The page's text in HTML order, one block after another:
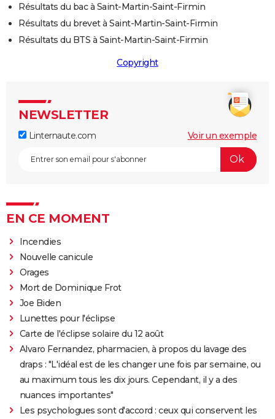
Résultats du bac à Saint-Martin-Saint-Firmin
Résultats du brevet à Saint-Martin-Saint-Firmin
Résultats du BTS à Saint-Martin-Saint-Firmin
Copyright
NEWSLETTER
Linternaute.com Voir un exemple
EN CE MOMENT
Incendies
Nouvelle canicule
Orages
Mort de Dominique Frot
Joe Biden
Lunettes pour l'éclipse
Carte de l'éclipse solaire du 12 août
Alvaro Fernandez, pharmacien, à propos du lavage des
draps : "L'idéal est de les changer une fois par semaine, ou
au maximum tous les dix jours. Cependant, il y a des
nuances importantes"
Les psychologues sont d'accord : ceux qui conservent les